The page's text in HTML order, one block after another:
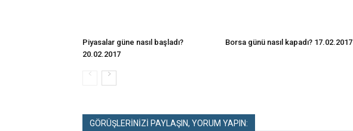
Piyasalar güne nasıl başladı?
20.02.2017
Borsa günü nasıl kapadı? 17.02.2017
GÖRÜŞLERİNİZİ PAYLAŞIN, YORUM YAPIN: